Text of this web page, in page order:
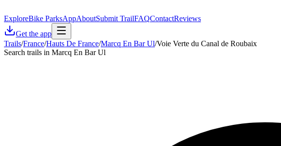
ExploreBike ParksAppAboutSubmit TrailFAQContactReviews
Get the app
Trails/France/Hauts De France/Marcq En Bar Ul/Voie Verte du Canal de Roubaix
Search trails in Marcq En Bar Ul